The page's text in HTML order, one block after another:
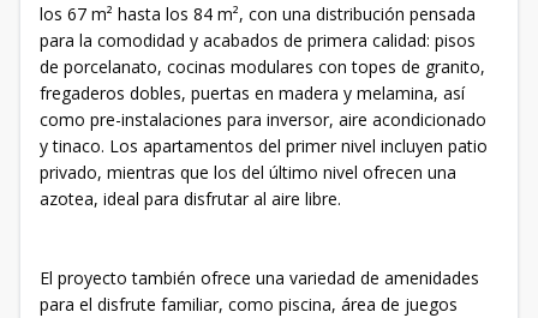
los 67 m² hasta los 84 m², con una distribución pensada
para la comodidad y acabados de primera calidad: pisos
de porcelanato, cocinas modulares con topes de granito,
fregaderos dobles, puertas en madera y melamina, así
como pre-instalaciones para inversor, aire acondicionado
y tinaco. Los apartamentos del primer nivel incluyen patio
privado, mientras que los del último nivel ofrecen una
azotea, ideal para disfrutar al aire libre.
El proyecto también ofrece una variedad de amenidades
para el disfrute familiar, como piscina, área de juegos